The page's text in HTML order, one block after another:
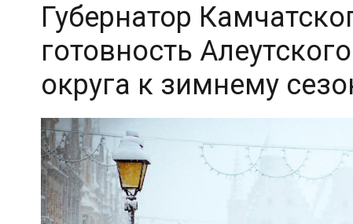
Губернатор
готовность
округа к зимнему